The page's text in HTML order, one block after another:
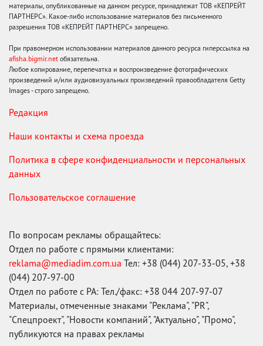
материалы, опубликованные на данном ресурсе, принадлежат ТОВ «КЕПРЕЙТ
ПАРТНЕРС». Какое-либо использование материалов без письменного
разрешения ТОВ «КЕПРЕЙТ ПАРТНЕРС» запрещено.
При правомерном использовании материалов данного ресурса гиперссылка на
afisha.bigmir.net обязательна.
Любое копирование, перепечатка и воспроизведение фотографических
произведений и/или аудиовизуальных произведений правообладателя Getty
Images - строго запрещено.
Редакция
Наши контакты и схема проезда
Политика в сфере конфиденциальности и персональных
данных
Пользовательское соглашение
По вопросам рекламы обращайтесь:
Отдел по работе с прямыми клиентами:
reklama@mediadim.com.ua Тел: +38 (044) 207-33-05, +38
(044) 207-97-00
Отдел по работе с РА: Тел./факс: +38 044 207-97-07
Материалы, отмеченные знаками "Реклама", "PR",
"Спецпроект", "Новости компаний", "Актуально", "Промо",
публикуются на правах рекламы